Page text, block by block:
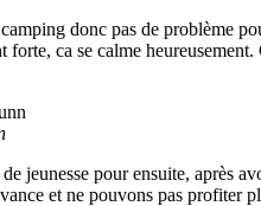
donc pas de problème
forte, ca se calme
jeunesse pour ensuite, après
et ne pouvons pas profiter